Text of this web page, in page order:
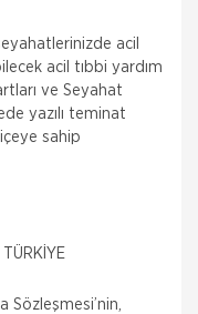
acil
acil tıbbi yardım
ve Seyahat
yazılı teminat
sahip